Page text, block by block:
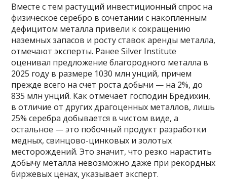
Вместе с тем растущий инвестиционный спрос на
физическое серебро в сочетании с накопленным
дефицитом металла привели к сокращению
наземных запасов и росту ставок аренды металла,
отмечают эксперты. Ранее Silver Institute
оценивал предложение благородного металла в
2025 году в размере 1030 млн унций, причем
прежде всего на счет роста добычи — на 2%, до
835 млн унций. Как отмечает господин Бредихин,
в отличие от других драгоценных металлов, лишь
25% серебра добывается в чистом виде, а
остальное — это побочный продукт разработки
медных, свинцово-цинковых и золотых
месторождений. Это значит, что резко нарастить
добычу металла невозможно даже при рекордных
биржевых ценах, указывает эксперт.